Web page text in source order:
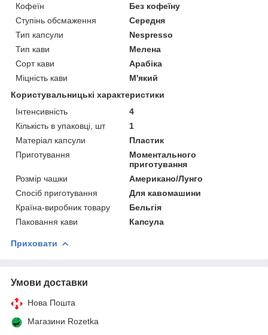
Кофеїн
Без кофеїну
Ступінь обсмаження
Середня
Тип капсули
Nespresso
Тип кави
Мелена
Сорт кави
Арабіка
Міцність кави
М'який
Користувальницькі характеристики
Інтенсивність
4
Кількість в упаковці, шт
1
Матеріал капсули
Пластик
Приготування
Моментального
приготування
Розмір чашки
Американо/Лунго
Спосіб приготування
Для кавомашини
Країна-виробник товару
Бельгія
Паковання кави
Капсула
Приховати
Умови доставки
Нова Пошта
Магазини Rozetka